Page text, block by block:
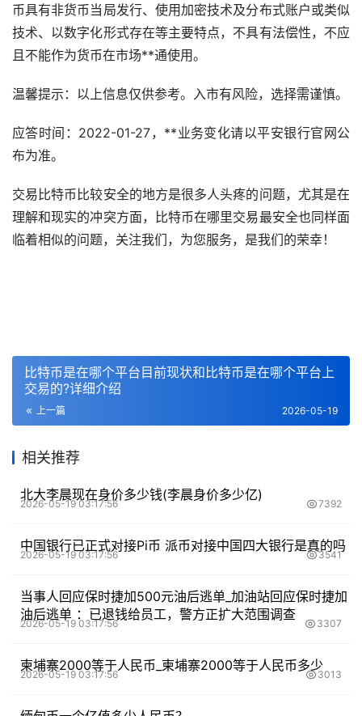
币具有非货币当局发行、使用加密技术及分布式账户或类似
技术、以数字化形式存在等主要特点，不具有法偿性，不应
且不能作为货币在市场**通使用。
温馨提示：以上信息仅供参考。入市有风险，选择需谨慎。
应答时间：2022-01-27，**业务变化请以平安银行官网公
布为准。
交易比特币比较安全的地方是很多人头疼的问题，尤其是在
理解和现实的冲突方面，比特币在哪里交易最安全也同样面
临着相似的问题，关注我们，为您服务，是我们的荣幸！
比特币是在哪个平台目前现状和比特币是在哪个平台上
交易的?详细介绍
上一篇 2026-05-19
相关推荐
北大李晨现在身价多少钱(李晨身价多少亿)
2026-05-19 03:17:56 7392
中国银行已正式对接Pi币 派币对接中国四大银行是真的吗
2026-05-19 03:17:56 3541
当事人回应保时捷加500元油后逃单_加油站回应保时捷加
油后逃单 ：已退钱给员工，警方正扩大范围调查
2026-05-19 03:17:56 3307
柬埔寨2000等于人民币_柬埔寨2000等于人民币多少
2026-05-19 03:17:56 3013